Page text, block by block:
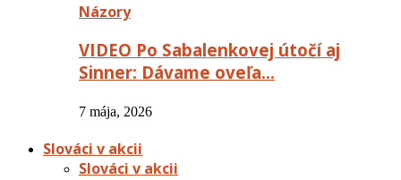
Názory
VIDEO Po Sabalenkovej útočí aj
Sinner: Dávame oveľa…
7 mája, 2026
Slováci v akcii
Slováci v akcii